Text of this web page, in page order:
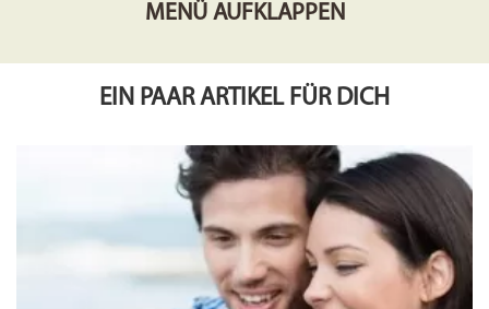
MENÜ AUFKLAPPEN
EIN PAAR ARTIKEL FÜR DICH